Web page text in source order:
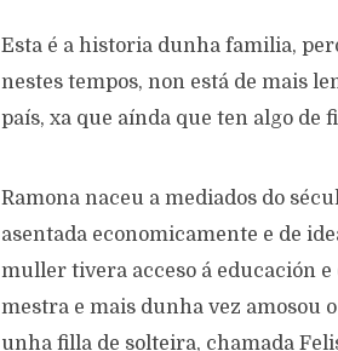
Esta é a historia dunha familia,
nestes tempos, non está de mais
país, xa que aínda que ten algo
Ramona naceu a mediados do
asentada economicamente e de
muller tivera acceso á educación
mestra e mais dunha vez amosou
unha filla de solteira, chamada